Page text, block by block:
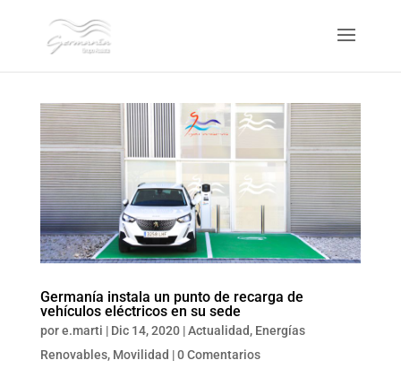
Germanía instala un punto de recarga de
vehículos eléctricos en su sede
pore.marti | Dic 14, 2020|Actualidad, Energías
Renovables, Movilidad |0 Comentarios